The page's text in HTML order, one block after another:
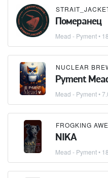
Померанец
Mead - Pyment•
NUCLEAR
Pyment
Mead - Pyment•
NIKA
Mead - Pyment•